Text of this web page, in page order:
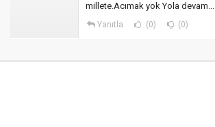
millete.Acımak yok Yola devam...
Yanıtla (0) (0)